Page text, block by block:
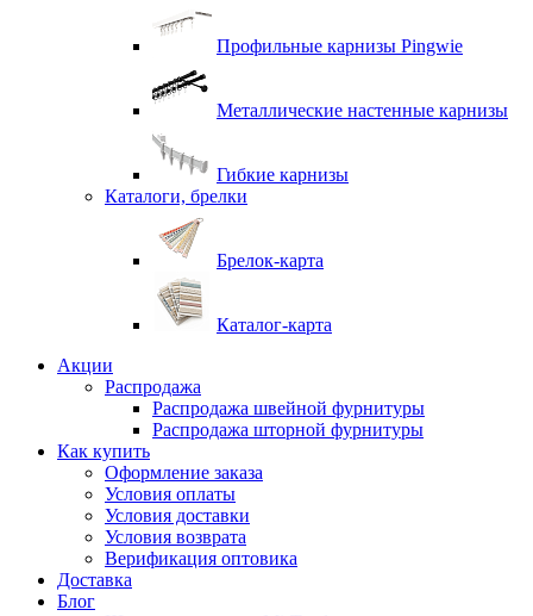
Профильные карнизы Pingwie
Металлические настенные карнизы
Гибкие карнизы
Каталоги, брелки
Брелок-карта
Каталог-карта
Акции
Распродажа
Распродажа швейной фурнитуры
Распродажа шторной фурнитуры
Как купить
Оформление заказа
Условия оплаты
Условия доставки
Условия возврата
Верификация оптовика
Доставка
Блог